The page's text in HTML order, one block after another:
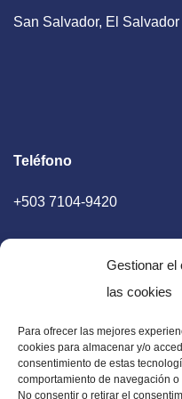
Gestionar el
las cookies
Para ofrecer las mejores
cookies para almacenar y/o
consentimiento de estas
comportamiento de navegación
No consentir o retirar el
San Salvador, El Salvador
Teléfono
+503 7104-9420
E-mail